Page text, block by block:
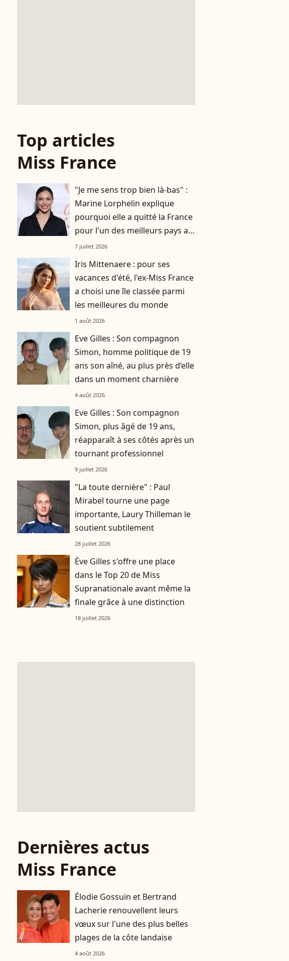
Top articles
Miss France
"Je me sens trop bien là-bas" :
Marine Lorphelin explique
pourquoi elle a quitté la France
pour l'un des meilleurs pays au
monde
7 juillet 2026
Iris Mittenaere : pour ses
vacances d'été, l'ex-Miss France
a choisi une île classée parmi
les meilleures du monde
1 août 2026
Eve Gilles : Son compagnon
Simon, homme politique de 19
ans son aîné, au plus près d’elle
dans un moment charnière
4 août 2026
Eve Gilles : Son compagnon
Simon, plus âgé de 19 ans,
réapparaît à ses côtés après un
tournant professionnel
9 juillet 2026
"La toute dernière" : Paul
Mirabel tourne une page
importante, Laury Thilleman le
soutient subtilement
28 juillet 2026
Ève Gilles s'offre une place
dans le Top 20 de Miss
Supranationale avant même la
finale grâce à une distinction
18 juillet 2026
Dernières actus
Miss France
Élodie Gossuin et Bertrand
Lacherie renouvellent leurs
vœux sur l'une des plus belles
plages de la côte landaise
4 août 2026